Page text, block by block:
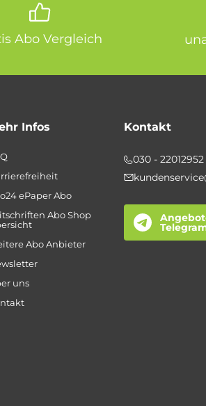
Abo Vergleich
Infos
ePaper Abo
Abo Shop
Abo Anbieter
uns
Kontakt
030 - 22012952